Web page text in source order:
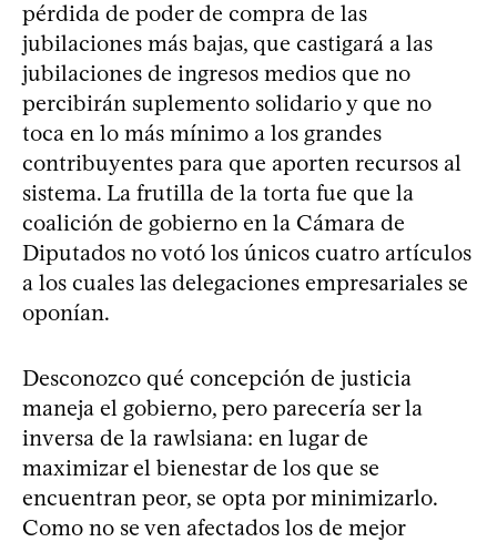
pérdida de poder de compra de las
jubilaciones más bajas, que castigará a las
jubilaciones de ingresos medios que no
percibirán suplemento solidario y que no
toca en lo más mínimo a los grandes
contribuyentes para que aporten recursos al
sistema. La frutilla de la torta fue que la
coalición de gobierno en la Cámara de
Diputados no votó los únicos cuatro artículos
a los cuales las delegaciones empresariales se
oponían.
Desconozco qué concepción de justicia
maneja el gobierno, pero parecería ser la
inversa de la rawlsiana: en lugar de
maximizar el bienestar de los que se
encuentran peor, se opta por minimizarlo.
Como no se ven afectados los de mejor